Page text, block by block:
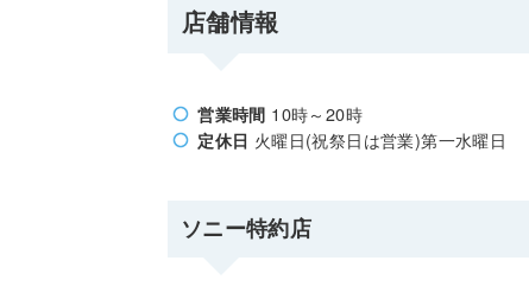
店舗情報
営業時間 10時～20時
定休日 火曜日(祝祭日は営業)第一水曜日
ソニー特約店